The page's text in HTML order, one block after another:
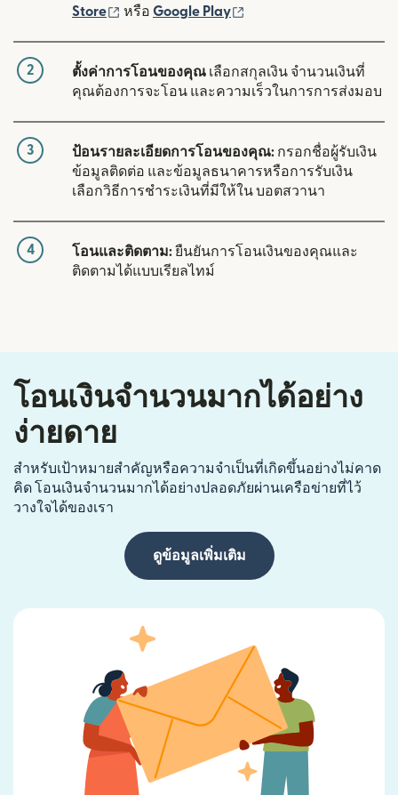
Store
(เปิดในหน้าต่างใหม่)
หรือ Google Play
2 ตั้งค่าการโอนของคุณ เลือกสกุลเงิน จำนวนเงินที่
คุณต้องการจะโอน และความเร็วในการการส่งมอบ
3 ป้อนรายละเอียดการโอนของคุณ: กรอกชื่อผู้รับเงิน
ข้อมูลติดต่อ และข้อมูลธนาคารหรือการรับเงิน
เลือกวิธีการชำระเงินที่มีให้ใน บอตสวานา
4 โอนและติดตาม:ยืนยันการโอนเงินของคุณและ
ติดตามได้แบบเรียลไทม์
โอนเงินจำนวนมากได้อย่าง
ง่ายดาย
สำหรับเป้าหมายสำคัญหรือความจำเป็นที่เกิดขึ้นอย่างไม่คาด
คิด โอนเงินจำนวนมากได้อย่างปลอดภัยผ่านเครือข่ายที่ไว้
วางใจได้ของเรา
ดูข้อมูลเพิ่มเติม